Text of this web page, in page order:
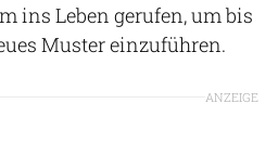
ins Leben gerufen, um bis
Muster einzuführen.
ANZEIGE